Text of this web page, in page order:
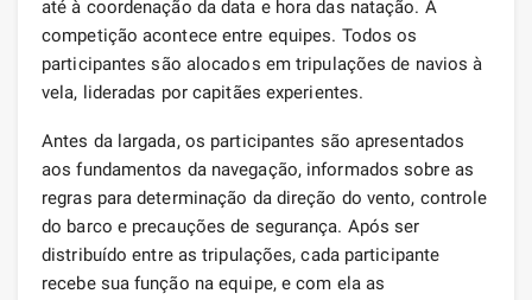
até à coordenação da data e hora das natação. A
competição acontece entre equipes. Todos os
participantes são alocados em tripulações de navios à
vela, lideradas por capitães experientes.
Antes da largada, os participantes são apresentados
aos fundamentos da navegação, informados sobre as
regras para determinação da direção do vento, controle
do barco e precauções de segurança. Após ser
distribuído entre as tripulações, cada participante
recebe sua função na equipe, e com ela as